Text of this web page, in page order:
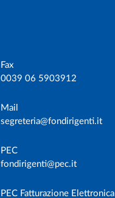
Fax
0039 06 5903912
Mail
segreteria@fondirigenti.it
PEC
fondirigenti@pec.it
PEC Fatturazione Elettronica